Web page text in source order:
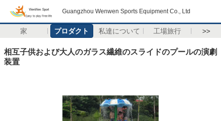
Guangzhou Wenwen Sports Equipment Co., Ltd
家 プロダクト 私達について 工場旅行 >>
相互子供および大人のガラス繊維のスライドのプールの演劇
装置